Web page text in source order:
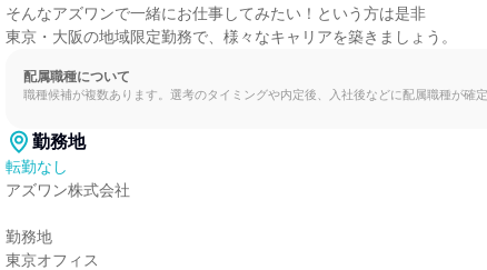
そんなアズワンで一緒にお仕事してみたい！という方は是非
東京・大阪の地域限定勤務で、様々なキャリアを築きましょう。
配属職種について
職種候補が複数あります。選考のタイミングや内定後、入社後などに配属職種が確定
勤務地
転勤なし
アズワン株式会社
勤務地
東京オフィス